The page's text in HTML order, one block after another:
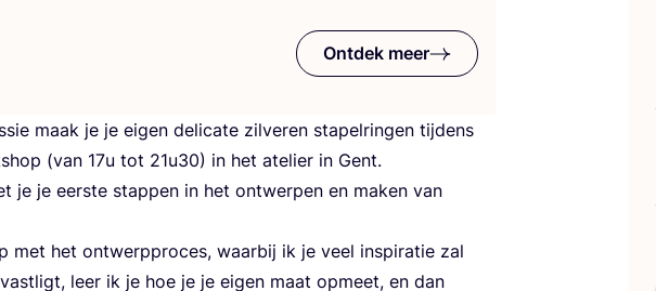
Ontdek meer
maak je je eigen deli­ca­te zil­ve­ren sta­pel­rin­gen tij­dens
(van 17u tot 21u30) in het ate­lier in Gent.
je je eer­ste stap­pen in het ont­wer­pen en maken van
met het ont­werp­pro­ces, waar­bij ik je veel inspi­ra­tie zal
leer ik je hoe je je eigen maat opmeet, en dan